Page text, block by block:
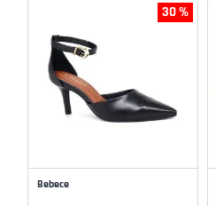
30 %
Bebece